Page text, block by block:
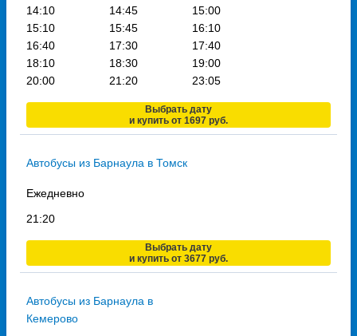
14:10
14:45
15:00
15:10
15:45
16:10
16:40
17:30
17:40
18:10
18:30
19:00
20:00
21:20 23:05
Выбрать дату
и купить от 1697 руб.
Автобусы из Барнаула в Томск
Ежедневно
21:20
Выбрать дату
и купить от 3677 руб.
Автобусы из Барнаула в
Кемерово